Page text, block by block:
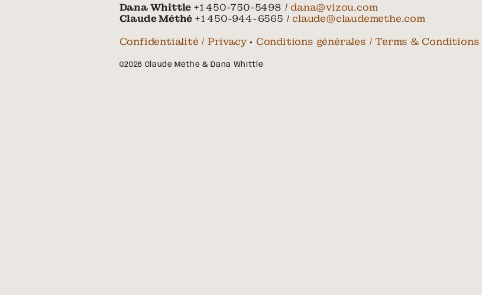
Dana Whittle +1 450-750-5498 / dana@vizou.com
Claude Méthé +1 450-944-6565 / claude@claudemethe.com
Confidentialité / Privacy• Conditions générales / Terms & Conditions
©2026 Claude Méthé & Dana Whittle